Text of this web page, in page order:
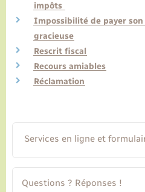
Seniors
Transports
Voirie et espace public
impôts
Impossibilité de payer
gracieuse
Rescrit fiscal
Recours amiables
Réclamation
Services en ligne et
Questions ? Réponses !